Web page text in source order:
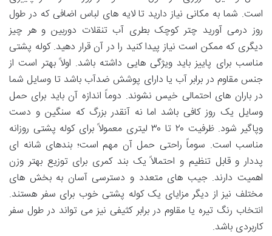
است. شما به مکانی نیاز دارید تا لایه های لباس اضافی که در طول
روز درمی آورید چتر کوچک بطری آب تنقلات دوربین و هر چیز
دیگری که ممکن است نیاز پیدا کنید را در آن قرار دهید. کوله پشتی
مناسب برای پاییز باید ویژگی هایی داشته باشد. اولاً بهتر است از
جنس مقاوم در برابر آب یا دارای پوشش ضدآب باشد تا وسایل شما
در باران های احتمالی خیس نشوند. دوماً اندازه آن باید برای حمل
وسایل یک روز کافی باشد اما نه آنقدر بزرگ که سنگین و دست
وپاگیر شود. ظرفیت ۲۰ تا ۳۰ لیتری معمولاً برای کوله پشتی روزانه
مناسب است. سوماً راحتی حمل آن مهم است؛ بندهای شانه ای
پددار و قابل تنظیم و احتمالاً یک بند کمری برای توزیع بهتر وزن
اهمیت دارند. جیب های متعدد و دسترسی آسان به بخش های
مختلف نیز از دیگر مزایای یک کوله پشتی خوب برای سفر هستند.
انتخاب رنگ تیره یا مقاوم در برابر کثیفی نیز می تواند در طول سفر
کاربردی باشد.